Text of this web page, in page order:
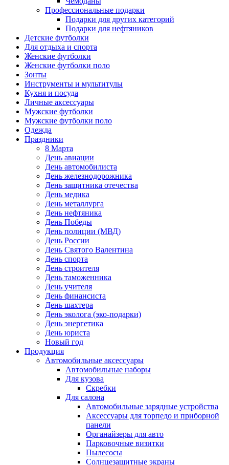
Профессиональные подарки
Подарки для других категорий
Подарки для нефтяников
Детские футболки
Для отдыха и спорта
Женские футболки
Женские футболки поло
Зонты
Инструменты и мультитулы
Кухня и посуда
Личные аксессуары
Мужские футболки
Мужские футболки поло
Одежда
Праздники
8 Марта
День авиации
День автомобилиста
День железнодорожника
День защитника отечества
День медика
День металлурга
День нефтяника
День Победы
День полиции (МВД)
День России
День Святого Валентина
День спорта
День строителя
День таможенника
День учителя
День финансиста
День шахтера
День эколога (эко-подарки)
День энергетика
День юриста
Новый год
Продукция
Автомобильные аксессуары
Автомобильные наборы
Для кузова
Скребки
Для салона
Автомобильные зарядные устройства
Аксессуары для торпедо и приборной
панели
Органайзеры для авто
Парковочные визитки
Пылесосы
Солнцезащитные экраны